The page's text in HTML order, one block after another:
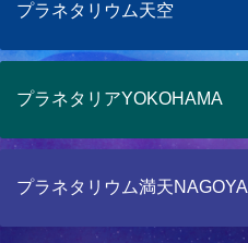
プラネタリウム天空
プラネタリアYOKOHAMA
プラネタリウム満天NAGOYA